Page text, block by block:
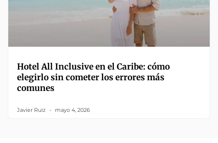
Hotel All Inclusive en el Caribe: cómo
elegirlo sin cometer los errores más
comunes
Javier Ruiz mayo 4, 2026